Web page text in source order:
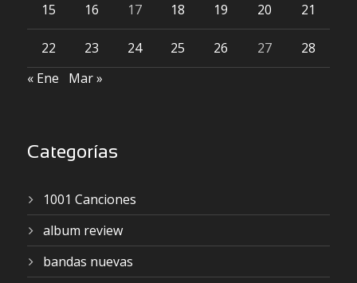
15 16 17 18 19 20 21
22 23 24 25 26 27
28
« Ene
Mar »
Categorías
1001 Canciones
album review
bandas nuevas